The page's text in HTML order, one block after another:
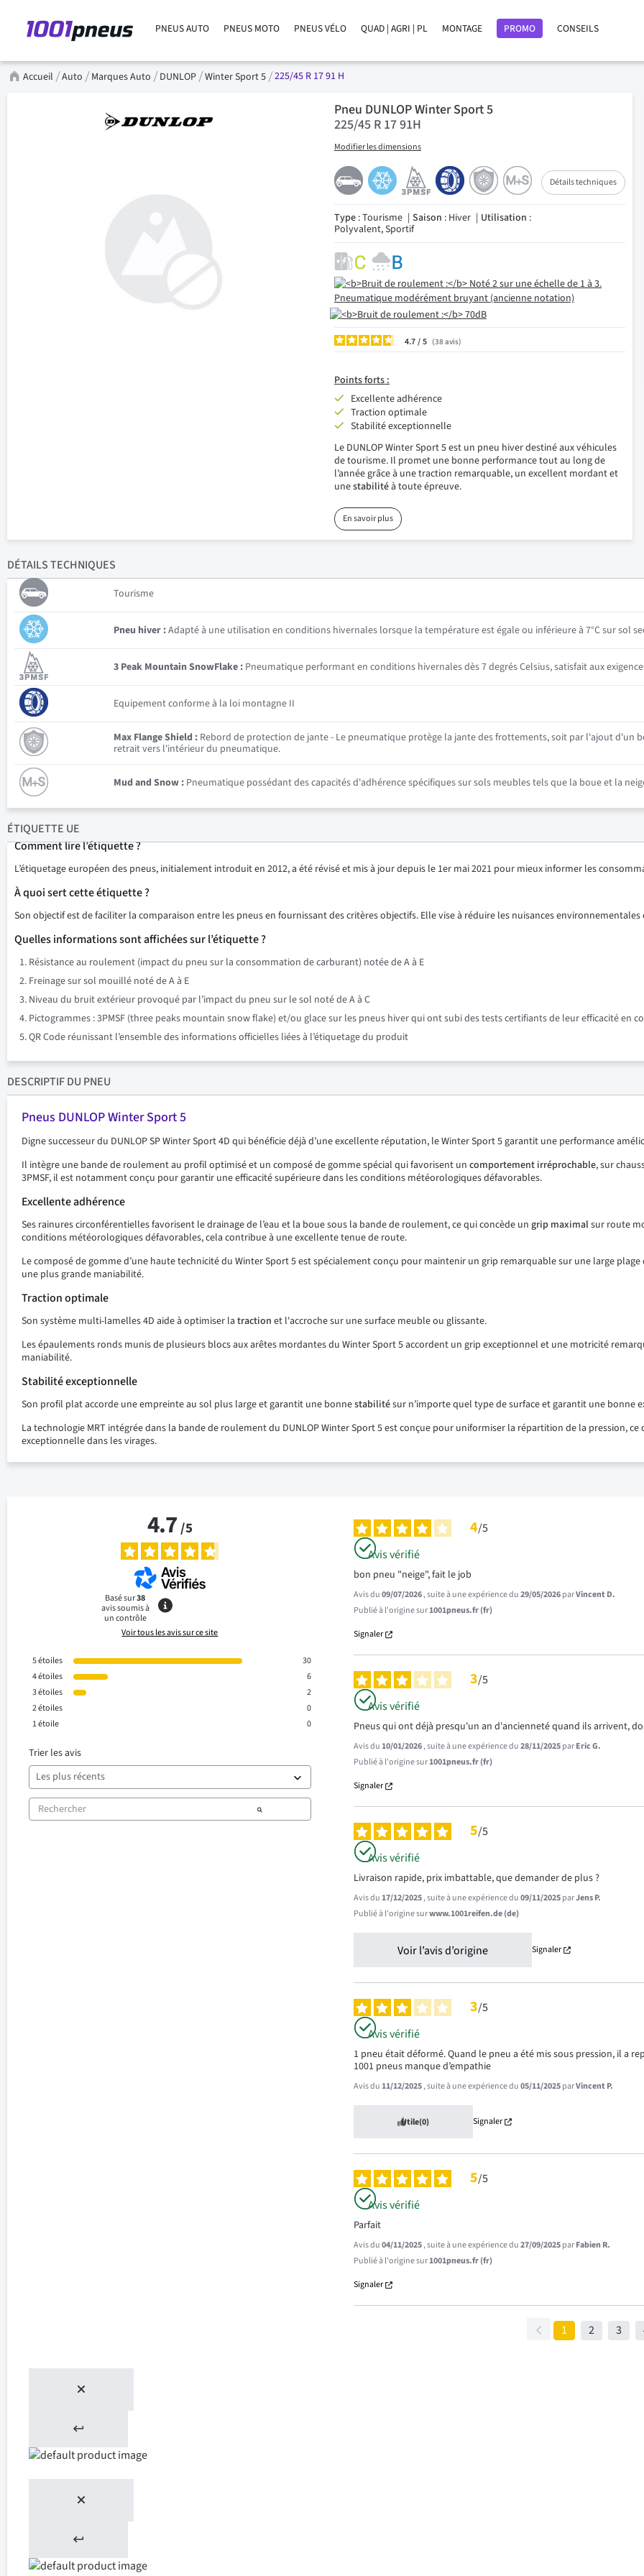
PNEUS AUTO PNEUS MOTO PNEUS VÉLO QUAD | AGRI | PL MONTAGE PROMO CONSEILS
Accueil Auto Marques Auto DUNLOP Winter Sport 5 225/45 R 17 91 H
Pneu DUNLOP Winter Sport 5
225/45 R 17 91H
Modifier les dimensions
Détails techniques
Type: Tourisme Saison : Hiver Utilisation :
Polyvalent, Sportif
4.7/ 38 avis
Points forts :
Excellente adhérence
Traction optimale
Stabilité exceptionnelle
Le DUNLOP Winter Sport 5 est un pneu hiver destiné aux véhicules
de tourisme. Il promet une bonne performance tout au long de
l’année grâce à une traction remarquable, un excellent mordant et
unestabilitéà toute épreuve.
En savoir plus
DÉTAILSTECHNIQUES
Tourisme
Pneu hiver :Adapté à une utilisation en conditions hivernales lorsque la température est égale ou inférieure à 7°C sur sol
3 Peak Mountain SnowFlake : Pneumatique performant en conditions hivernales dès 7 degrés Celsius, satisfait aux
Equipement conforme à la loi montagne II
Max Flange Shield : Rebord de protection de jante - Le pneumatique protège la jante des frottements, soit par l'ajout d'un
retrait vers l'intérieur du pneumatique.
Mud and Snow : Pneumatique possédant des capacités d'adhérence spécifiques sur sols meubles tels que la boue et la
ÉTIQUETTE UE
Comment lire l’étiquette ?
L’étiquetage européen des pneus, initialement introduit en 2012, a été révisé et mis à jour depuis le 1er mai 2021 pour mieux informer les
À quoi sert cette étiquette ?
Son objectif est de faciliter la comparaison entre les pneus en fournissant des critères objectifs. Elle vise à réduire les nuisances
Quelles informations sont affichées sur l’étiquette ?
Résistance au roulement (impact du pneu sur la consommation de carburant) notée de A à E
Freinage sur sol mouillé noté de A à E
Niveau du bruit extérieur provoqué par l’impact du pneu sur le sol noté de A à C
Pictogrammes : 3PMSF (three peaks mountain snow flake) et/ou glace sur les pneus hiver qui ont subi des tests certifiants de leur efficacité en
QR Code réunissant l’ensemble des informations officielles liées à l’étiquetage du produit
DESCRIPTIFDU PNEU
Pneus DUNLOP Winter Sport 5
Digne successeur du DUNLOP SP Winter Sport 4D qui bénéficie déjà d’une excellente réputation, le Winter Sport 5 garantit une performance
Il intègre une bande de roulement au profil optimisé et un composé de gomme spécial qui favorisent un comportement irréprochable, sur
3PMSF, il est notamment conçu pour garantir une efficacité supérieure dans les conditions météorologiques défavorables.
Excellente adhérence
Ses rainures circonférentielles favorisent le drainage de l’eau et la boue sous la bande de roulement, ce qui concède un grip maximalsur route
conditions météorologiques défavorables, cela contribue à une excellente tenue de route.
Le composé de gomme d’une haute technicité du Winter Sport 5 est spécialement conçu pour maintenir un grip remarquable sur une large
une plus grande maniabilité.
Traction optimale
Son système multi-lamelles 4D aide à optimiser la traction et l'accroche sur une surface meuble ou glissante.
Les épaulements ronds munis de plusieurs blocs aux arêtes mordantes du Winter Sport 5 accordent un grip exceptionnel et une motricité
maniabilité.
Stabilité exceptionnelle
Son profil plat accorde une empreinte au sol plus large et garantit une bonnestabilitésur n’importe quel type de surface et garantit une bonne
La technologie MRT intégrée dans la bande de roulement du DUNLOP Winter Sport 5 est conçue pour uniformiser la répartition de la pression,
exceptionnelle dans les virages.
4.7/5
Basé sur38
avis soumis à
un contrôle
Voir tous les avis sur ce site
5étoiles
30
4étoiles
6
3étoiles
2
2étoiles
0
1étoile 0
Trier les avis
4/5
Avis vérifié
bon pneu "neige", fait le job
Avis du09/07/2026, suite à une expérience du29/05/2026parVincent D.
Publié à l'origine sur1001pneus.fr (fr)
Signaler
3/5
Avis vérifié
Pneus qui ont déjà presqu'un an d'ancienneté quand ils arrivent,
Avis du10/01/2026, suite à une expérience du28/11/2025parEric G.
Publié à l'origine sur1001pneus.fr (fr)
Signaler
5/5
Avis vérifié
Livraison rapide, prix imbattable, que demander de plus ?
Avis du17/12/2025, suite à une expérience du09/11/2025parJens P.
Publié à l'origine surwww.1001reifen.de (de)
Voir l’avis d’origine Signaler
3/5
Avis vérifié
1 pneu était déformé. Quand le pneu a été mis sous pression, il a
1001 pneus manque d’empathie
Avis du11/12/2025, suite à une expérience du05/11/2025parVincent P.
Utile(0) Signaler
5/5
Avis vérifié
Parfait
Avis du04/11/2025, suite à une expérience du27/09/2025parFabien R.
Publié à l'origine sur1001pneus.fr (fr)
Signaler
1 2 3